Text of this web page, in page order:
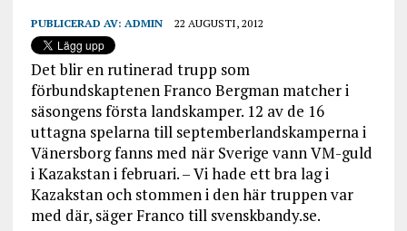
PUBLICERAD AV: ADMIN 22 AUGUSTI, 2012
Det blir en rutinerad trupp som
förbundskaptenen Franco Bergman matcher i
säsongens första landskamper. 12 av de 16
uttagna spelarna till septemberlandskamperna i
Vänersborg fanns med när Sverige vann VM-guld
i Kazakstan i februari. – Vi hade ett bra lag i
Kazakstan och stommen i den här truppen var
med där, säger Franco till svenskbandy.se.